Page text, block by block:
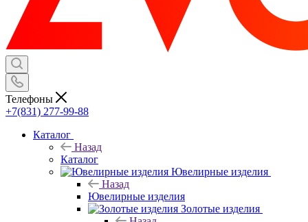
Телефоны
+7(831) 277-99-88
Каталог
Назад
Каталог
Ювелирные изделия
Назад
Ювелирные изделия
Золотые изделия